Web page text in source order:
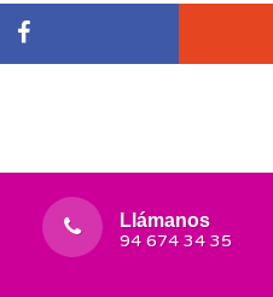
Llámanos
94 674 34 35